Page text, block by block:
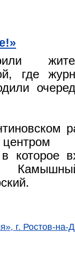
где
в которое
г. Ростов-на-